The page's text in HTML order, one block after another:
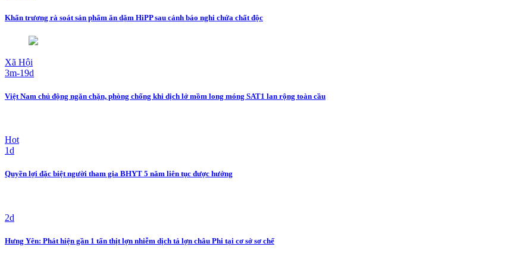
Khẩn trương rà soát sản phẩm ăn dặm HiPP sau cảnh báo nghi chứa chất độc
Xã Hội
3m-19d
Việt Nam chủ động ngăn chặn, phòng chống khi dịch lở mồm long móng SAT1 lan rộng toàn cầu
Hot
1d
Quyền lợi đặc biệt người tham gia BHYT 5 năm liên tục được hưởng
2d
Hưng Yên: Phát hiện gần 1 tấn thịt lợn nhiễm dịch tả lợn châu Phi tại cơ sở sơ chế